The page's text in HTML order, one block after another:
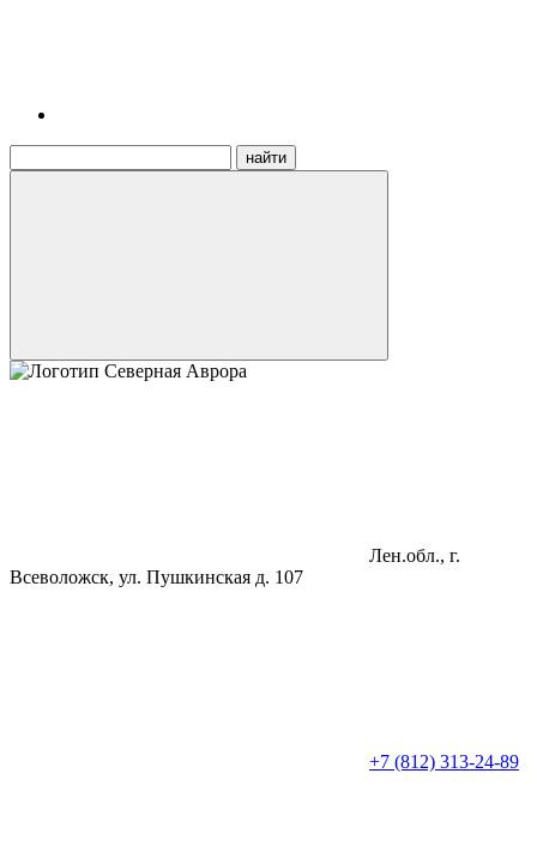
найти
Лен.обл., г.
Всеволожск, ул. Пушкинская д. 107
+7 (812) 313-24-89